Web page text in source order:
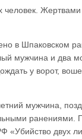
в Шпаковском
мужчина и два
у ворот,
мужчина,
ранениями.
«Убийство двух